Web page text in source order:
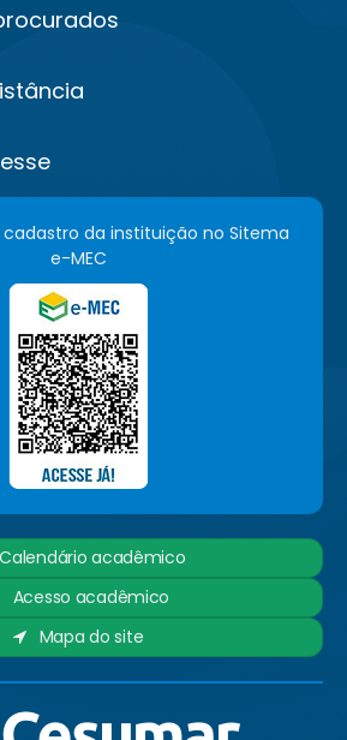
da instituição no Sitema
e-MEC
acadêmico
Acesso acadêmico
Mapa do site